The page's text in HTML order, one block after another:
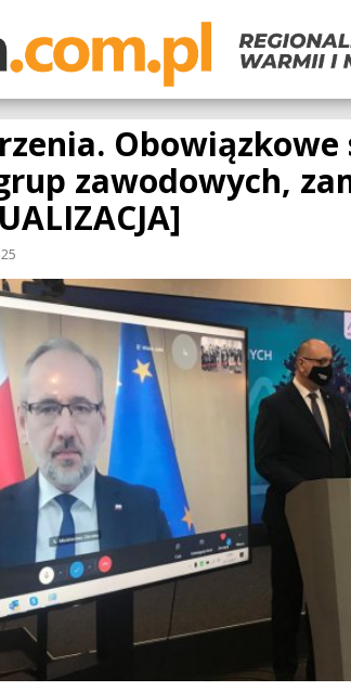
Obowiązkowe
zawodowych,